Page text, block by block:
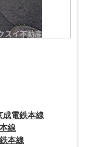
成電鉄本線
線
本線